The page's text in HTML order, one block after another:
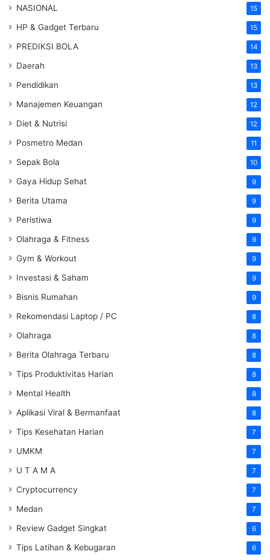
NASIONAL 15
HP & Gadget Terbaru 15
PREDIKSI BOLA 14
Daerah 13
Pendidikan 13
Manajemen Keuangan 12
Diet & Nutrisi 12
Posmetro Medan 11
Sepak Bola 10
Gaya Hidup Sehat 9
Berita Utama 9
Peristiwa 9
Olahraga & Fitness 9
Gym & Workout 9
Investasi & Saham 9
Bisnis Rumahan 9
Rekomendasi Laptop / PC 8
Olahraga 8
Berita Olahraga Terbaru 8
Tips Produktivitas Harian 8
Mental Health 8
Aplikasi Viral & Bermanfaat 8
Tips Kesehatan Harian 7
UMKM 7
U T A M A 7
Cryptocurrency 7
Medan 7
Review Gadget Singkat 6
Tips Latihan & Kebugaran 6